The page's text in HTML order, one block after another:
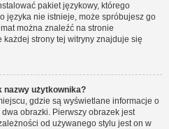
pakiet językowy, którego
języka nie istnieje, może spróbujesz go
można znaleźć na stronie
strony tej witryny znajduje się
nazwy użytkownika?
gdzie są wyświetlane informacje o
obrazki. Pierwszy obrazek jest
od używanego stylu jest on w